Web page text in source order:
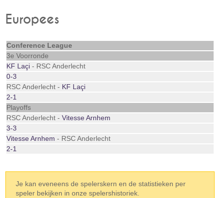
Europees
Conference League
3e Voorronde
KF Laçi - RSC Anderlecht
0-3
RSC Anderlecht - KF Laçi
2-1
Playoffs
RSC Anderlecht -Vitesse Arnhem
3-3
Vitesse Arnhem - RSC Anderlecht
2-1
Je kan eveneens de spelerskern en de statistieken per
speler bekijken in onze spelershistoriek.